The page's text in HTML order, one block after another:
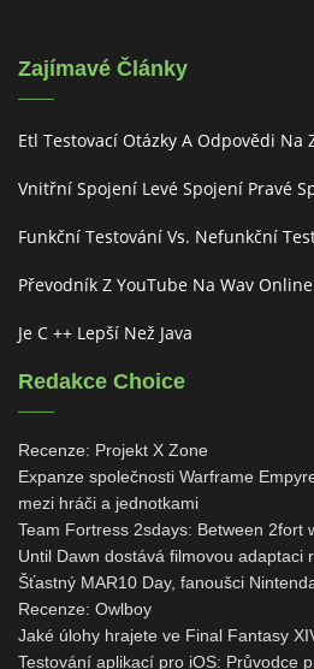
Zajímavé Články
Etl Testovací Otázky A Odpovědi Na
Vnitřní Spojení Levé Spojení Pravé
Funkční Testování Vs. Nefunkční
Převodník Z YouTube Na Wav
Je C ++ Lepší Než Java
Redakce Choice
Recenze: Projekt X Zone
Expanze společnosti Warframe
mezi hráči a jednotkami
Team Fortress 2sdays: Between 2fort
Until Dawn dostává filmovou adaptaci
Šťastný MAR10 Day, fanoušci
Recenze: Owlboy
Jaké úlohy hrajete ve Final Fantasy
Testování aplikací pro iOS: Průvodce